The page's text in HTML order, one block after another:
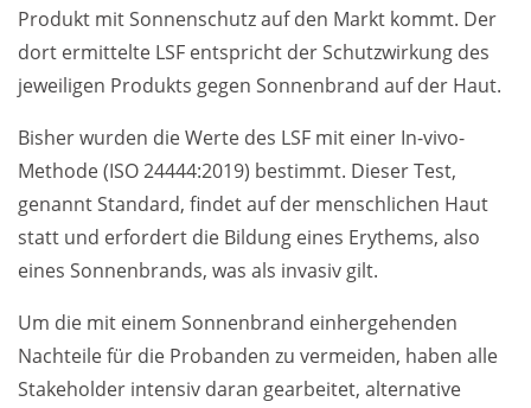
Produkt mit Sonnenschutz auf den Markt kommt. Der
dort ermittelte LSF entspricht der Schutzwirkung des
jeweiligen Produkts gegen Sonnenbrand auf der Haut.
Bisher wurden die Werte des LSF mit einer In-vivo-
Methode (ISO 24444:2019) bestimmt. Dieser Test,
genannt Standard, findet auf der menschlichen Haut
statt und erfordert die Bildung eines Erythems, also
eines Sonnenbrands, was als invasiv gilt.
Um die mit einem Sonnenbrand einhergehenden
Nachteile für die Probanden zu vermeiden, haben alle
Stakeholder intensiv daran gearbeitet, alternative